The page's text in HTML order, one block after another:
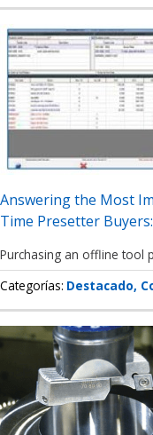
Answering the Most
Time Presetter
Purchasing an offline tool
Categorías Destacado